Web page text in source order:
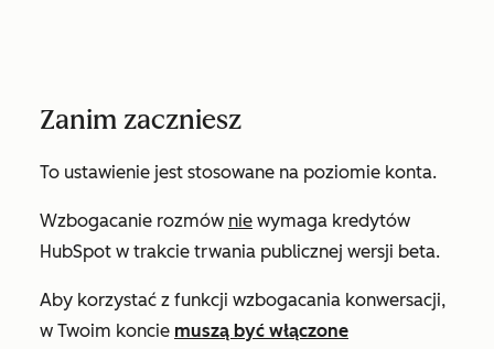
Zanim zaczniesz
To ustawienie jest stosowane na poziomie konta.
Wzbogacanie rozmów nie wymaga kredytów
HubSpot w trakcie trwania publicznej wersji beta.
Aby korzystać z funkcji wzbogacania konwersacji,
w Twoim koncie muszą być włączone